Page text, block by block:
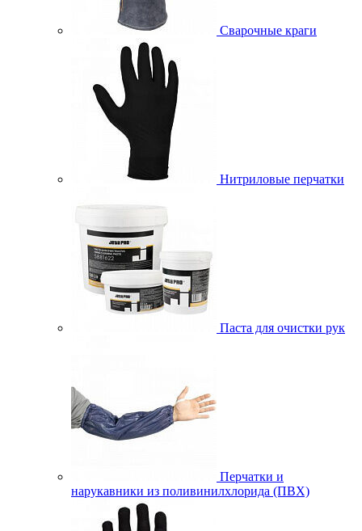
Сварочные краги
Нитриловые перчатки
Паста для очистки рук
Перчатки и
нарукавники из поливинилхлорида (ПВХ)